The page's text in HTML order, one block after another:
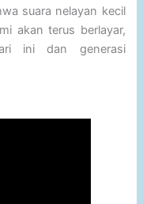
suara nelayan kecil
akan terus berlayar,
ini dan generasi